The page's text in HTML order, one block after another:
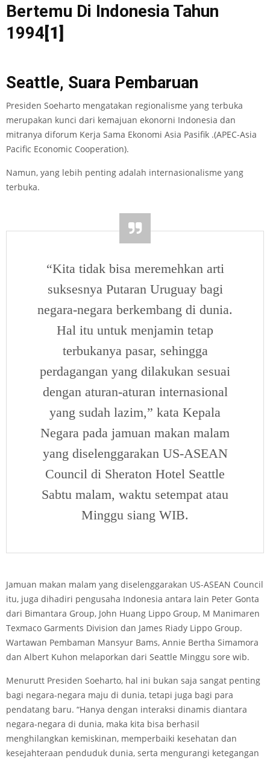
Bertemu Di Indonesia Tahun
1994[1]
Seattle, Suara Pembaruan
Presiden Soeharto mengatakan regionalisme yang terbuka
merupakan kunci dari kemajuan ekonorni Indonesia dan
mitranya diforum Kerja Sama Ekonomi Asia Pasifik .(APEC-Asia
Pacific Economic Cooperation).
Namun, yang lebih penting adalah internasionalisme yang
terbuka.
“Kita tidak bisa meremehkan arti
suksesnya Putaran Uruguay bagi
negara-negara berkembang di dunia.
Hal itu untuk menjamin tetap
terbukanya pasar, sehingga
perdagangan yang dilakukan sesuai
dengan aturan-aturan internasional
yang sudah lazim,” kata Kepala
Negara pada jamuan makan malam
yang diselenggarakan US-ASEAN
Council di Sheraton Hotel Seattle
Sabtu malam, waktu setempat atau
Minggu siang WIB.
Jamuan makan malam yang diselenggarakan US-ASEAN Council
itu, juga dihadiri pengusaha Indonesia antara lain Peter Gonta
dari Bimantara Group, John Huang Lippo Group, M Manimaren
Texmaco Garments Division dan James Riady Lippo Group.
Wartawan Pembaman Mansyur Bams, Annie Bertha Simamora
dan Albert Kuhon melaporkan dari Seattle Minggu sore wib.
Menurutt Presiden Soeharto, hal ini bukan saja sangat penting
bagi negara-negara maju di dunia, tetapi juga bagi para
pendatang baru. “Hanya dengan interaksi dinamis diantara
negara-negara di dunia, maka kita bisa berhasil
menghilangkan kemiskinan, memperbaiki kesehatan dan
kesejahteraan penduduk dunia, serta mengurangi ketegangan